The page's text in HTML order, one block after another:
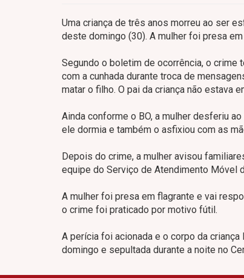
Uma criança de três anos morreu ao ser
deste domingo (30). A mulher foi presa em
Segundo o boletim de ocorrência, o crime
com a cunhada durante troca de
matar o filho. O pai da criança não estava
Ainda conforme o BO, a mulher desferiu
ele dormia e também o asfixiou com as
Depois do crime, a mulher avisou
equipe do Serviço de Atendimento Móvel
A mulher foi presa em flagrante e vai
o crime foi praticado por motivo fútil.
A perícia foi acionada e o corpo da
domingo e sepultada durante a noite no